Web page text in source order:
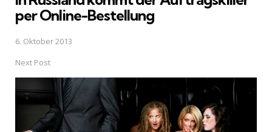
per Online-Bestellung
6. Oktober 2013
Next Post